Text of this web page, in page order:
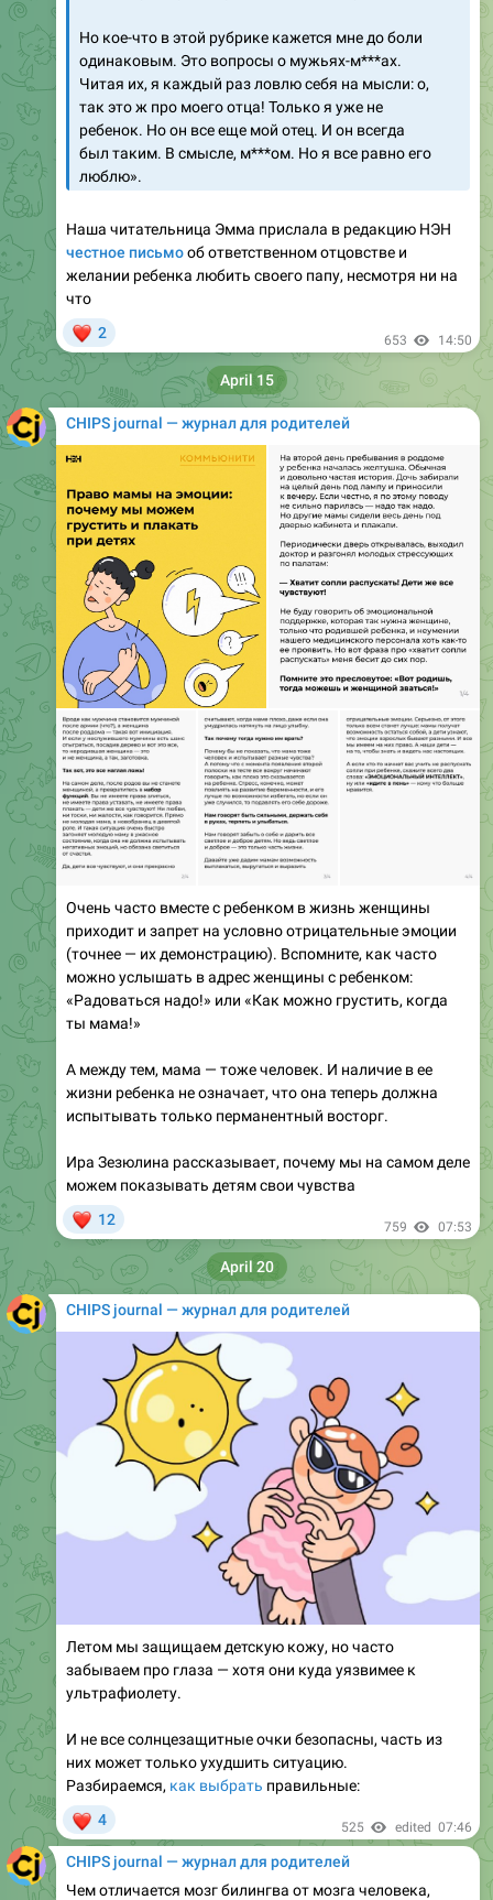
Читая их, я каждый раз ловлю себя на мысли: о,
так это ж про моего отца! Только я уже не
ребенок. Но он все еще мой отец. И он всегда
был таким. В смысле, м***ом. Но я все равно его
люблю».
Наша читательница Эмма прислала в редакцию НЭН
желании ребенка любить своего папу, несмотря ни на
что
2
CHIPS journal — журнал для родителей
Очень часто вместе с ребенком в жизнь женщины
приходит и запрет на условно отрицательные эмоции
(точнее — их демонстрацию). Вспомните, как часто
можно услышать в адрес женщины с ребенком:
«Радоваться надо!» или «Как можно грустить, когда
ты мама!»
А между тем, мама — тоже человек. И наличие в ее
испытывать только перманентный восторг.
Ира Зезюлина рассказывает, почему мы на самом деле
12
CHIPS journal — журнал для родителей
Летом мы защищаем детскую кожу, но часто
забываем про глаза — хотя они куда уязвимее к
ультрафиолету.
И не все солнцезащитные очки безопасны, часть из
Разбираемся,как выбратьправильные:
4 525
CHIPS journal — журнал для родителей
Чем отличается мозг билингва от мозга человека,
говорящего на одном языке? С какими трудностями
могут столкнуться дети, владеющие несколькими